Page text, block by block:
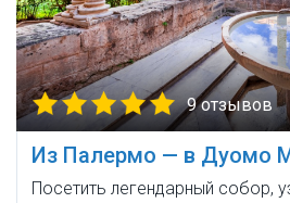
9 отзывов
Из Палермо — в Дуомо
Посетить легендарный собор,